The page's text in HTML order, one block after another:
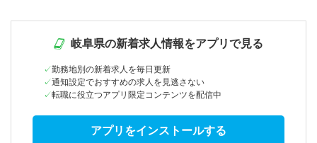
岐阜県の新着求人情報をアプリで見る
勤務地別の新着求人を毎日更新
通知設定でおすすめの求人を見逃さない
転職に役立つアプリ限定コンテンツを配信中
アプリをインストールする